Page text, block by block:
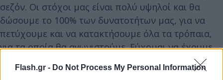
Flash.gr - Do Not Process My Personal Information
σεζόν. Οι στόχοι μας είναι πολύ υψηλοί και θα
δώσουμε το 100% των δυνατοτήτων μας, για να
πετύχουμε και να κατακτήσουμε όλα τα τρόπαια,
για τα οποία θα αγωνιστούμε. Εύχομαι να έχουμε
όλοι μια επιτυχημένη και χαρούμενη χρονιά»
δήλωσε στην ιστοσελίδα του ερασιτέχνη